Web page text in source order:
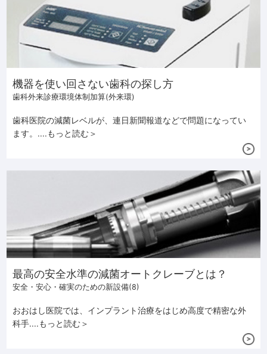
機器を使い回さない歯科の探し方
歯科外来診療環境体制加算(外来環)
歯科医院の減菌レベルが、連日新聞報道などで問題になってい
ます。....もっと読む＞
最高の安全水準の減菌オートクレーブとは？
安全・安心・確実のための新設備(8)
おおはし医院では、インプラント治療をはじめ高度で精密な外
科手....もっと読む＞